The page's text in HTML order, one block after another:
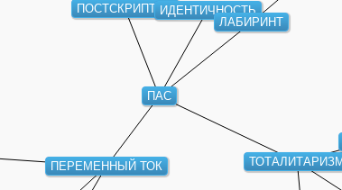
ПАС
ПОСТСКРИПТУМИДЕНТИЧНОСТЬ
ПЕРЕМЕННЫЙ ТОК ТОТАЛИТАРИЗМ
ЛАБИРИНТ